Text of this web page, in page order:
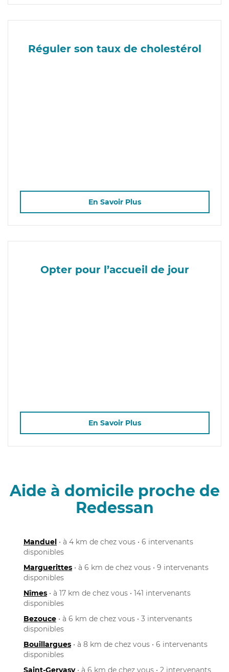
Réguler son taux de cholestérol
En Savoir Plus
Opter pour l’accueil de jour
En Savoir Plus
Aide à domicile proche de
Redessan
Manduel • à 4 km de chez vous • 6 intervenants
disponibles
Marguerittes • à 6 km de chez vous • 9 intervenants
disponibles
Nîmes • à 17 km de chez vous • 141 intervenants
disponibles
Bezouce • à 6 km de chez vous • 3 intervenants
disponibles
Bouillargues • à 8 km de chez vous • 6 intervenants
disponibles
Saint-Gervasy• à 6 km de chez vous • 2 intervenants